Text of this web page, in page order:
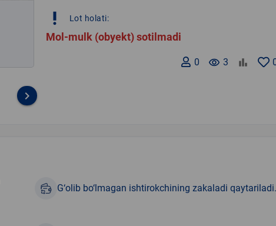
keyboard_arrow_right
priority_high Lot holati:
Mol-mulk (obyekt) sotilmadi
remove_red_eye 3
0
G‘olib bo‘lmagan ishtirokchining zakaladi qaytariladi.